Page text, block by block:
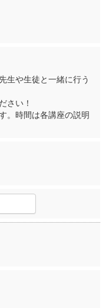
生や生徒と一緒に行う
さい！
。時間は各講座の説明